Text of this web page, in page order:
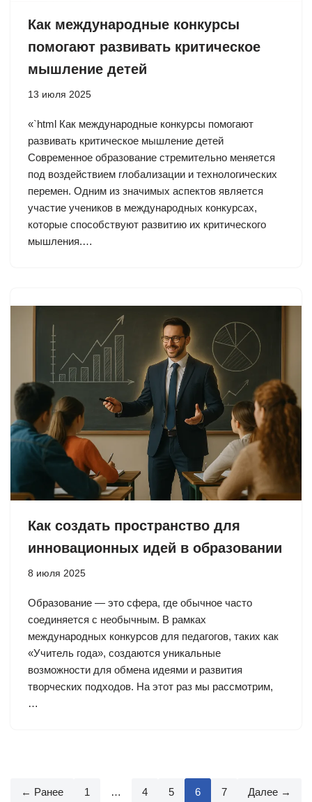
Как международные конкурсы
помогают развивать критическое
мышление детей
13 июля 2025
«`html Как международные конкурсы помогают
развивать критическое мышление детей
Современное образование стремительно меняется
под воздействием глобализации и технологических
перемен. Одним из значимых аспектов является
участие учеников в международных конкурсах,
которые способствуют развитию их критического
мышления.…
Как создать пространство для
инновационных идей в образовании
8 июля 2025
Образование — это сфера, где обычное часто
соединяется с необычным. В рамках
международных конкурсов для педагогов, таких как
«Учитель года», создаются уникальные
возможности для обмена идеями и развития
творческих подходов. На этот раз мы рассмотрим,
…
← Ранее 1 … 4 5 6 7 Далее →